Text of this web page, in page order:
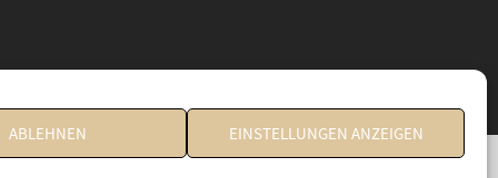
ABLEHNEN EINSTELLUNGEN ANZEIGEN